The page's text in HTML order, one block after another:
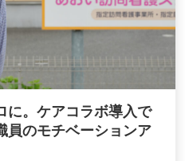
に。ケアコラボ導入で
員のモチベーションア